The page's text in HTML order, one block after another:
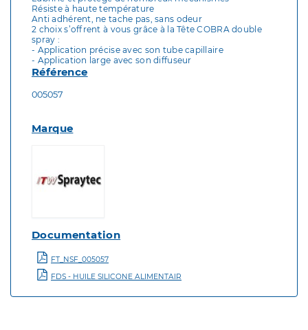
Résiste à haute température
Anti adhérent, ne tache pas, sans odeur
2 choix s’offrent à vous grâce à la Tête COBRA double
spray :
- Application précise avec son tube capillaire
- Application large avec son diffuseur
Référence
005057
Marque
Documentation
FT_NSF_005057
FDS - HUILE SILICONE ALIMENTAIR